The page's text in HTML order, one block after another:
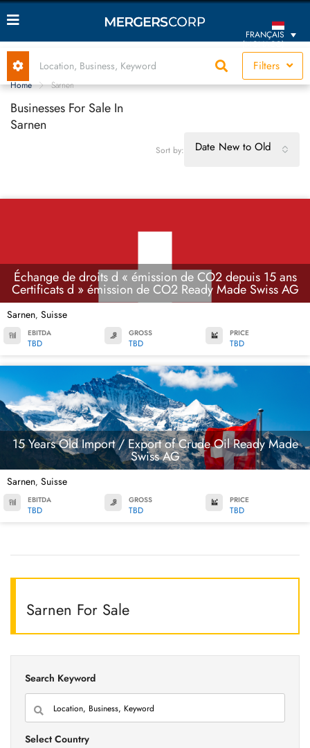
FRANÇAIS
(MONACO)
Filters
Home Sarnen
Businesses For Sale In
Sarnen
Sort by: Date New to Old
Échange de droits d « émission de CO2 depuis 15 ans
Certificats d » émission de CO2 Ready Made Swiss AG
Sarnen, Suisse
EBITDA
TBD
GROSS
TBD
PRICE
TBD
15 Years Old Import / Export of Crude Oil Ready Made
Swiss AG
Sarnen, Suisse
EBITDA
TBD
GROSS
TBD
PRICE
TBD
Sarnen For Sale
Search Keyword
Select Country